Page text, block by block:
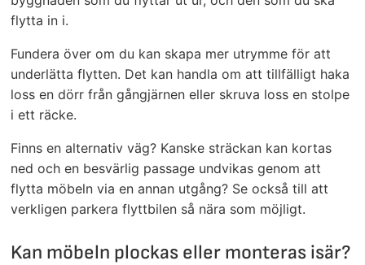
flytta in i.
Fundera över om du kan skapa mer utrymme för att
underlätta flytten. Det kan handla om att tillfälligt haka
loss en dörr från gångjärnen eller skruva loss en stolpe
i ett räcke.
Finns en alternativ väg? Kanske sträckan kan kortas
ned och en besvärlig passage undvikas genom att
flytta möbeln via en annan utgång? Se också till att
verkligen parkera flyttbilen så nära som möjligt.
Kan möbeln plockas eller monteras isär?